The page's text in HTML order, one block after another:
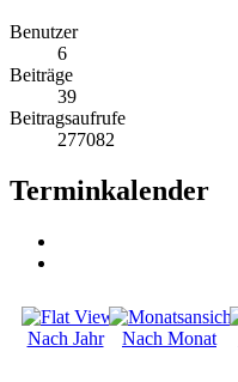
Benutzer
6
Beiträge
39
Beitragsaufrufe
277082
Terminkalender
Nach Jahr Nach Monat